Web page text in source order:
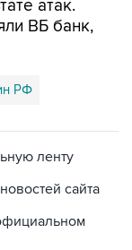
атак.
ВБ банк,
РФ
ленту
сайта